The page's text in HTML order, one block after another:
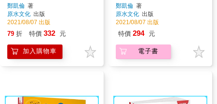
結節診治照護完全解析
Q&A！
鄭凱倫 著
原水文化 出版
2021/08/07 出版
79 折 特價 332 元
加入購物車
鄭凱倫 著
原水文化 出版
2021/08/07 出版
特價 294 元
電子書